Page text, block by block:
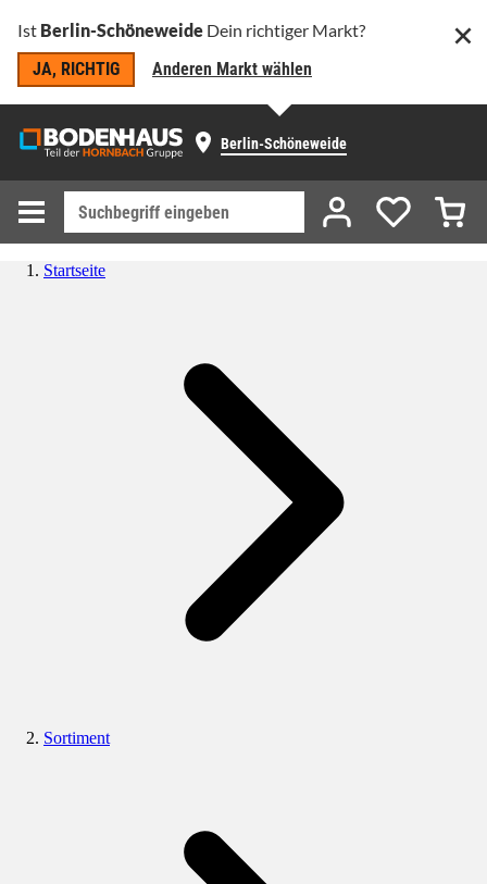
Ist Berlin-Schöneweide Dein richtiger Markt?
JA, RICHTIG
Anderen Markt wählen
Berlin-Schöneweide
Startseite
Sortiment